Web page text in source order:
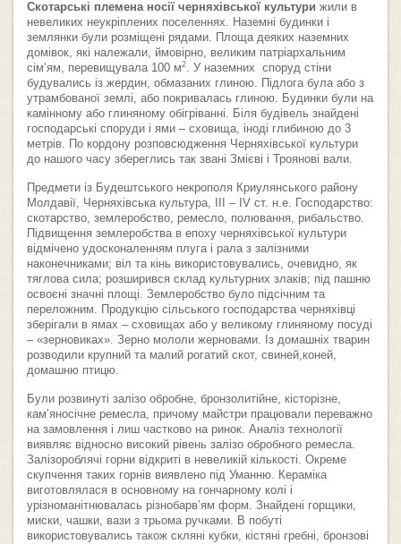
Скотарські племена носії черняхівської культури жили в
невеликих неукріплених поселеннях. Наземні будинки і
землянки були розміщені рядами. Площа деяких наземних
домівок, які належали, ймовірно, великим патріархальним
сім’ям, перевищувала 100 м2. У наземних споруд стіни
будувались із жердин, обмазаних глиною. Підлога була або з
утрамбованої землі, або покривалась глиною. Будинки були на
камінному або глиняному обігріванні. Біля будівель знайдені
господарські споруди і ями – сховища, іноді глибиною до 3
метрів. По кордону розповсюдження Черняхівської культури
до нашого часу збереглись так звані Змієві і Троянові вали.
Предмети із Будештського некрополя Криулянського району
Молдавії, Черняхівська культура, ІІІ – ІV ст. н.е. Господарство:
скотарство, землеробство, ремесло, полювання, рибальство.
Підвищення землеробства в епоху черняхівської культури
відмічено удосконаленням плуга і рала з залізними
наконечниками; віл та кінь використовувались, очевидно, як
тяглова сила; розширився склад культурних злаків; під пашню
освоєні значні площі. Землеробство було підсічним та
переложним. Продукцію сільського господарства черняхівці
зберігали в ямах – сховищах або у великому глиняному посуді
– «зерновиках». Зерно мололи жерновами. Із домашніх тварин
розводили крупний та малий рогатий скот, свиней,коней,
домашню птицю.
Були розвинуті залізо обробне, бронзолитійне, кісторізне,
кам’яносічне ремесла, причому майстри працювали переважно
на замовлення і лиш частково на ринок. Аналіз технології
виявляє відносно високий рівень залізо обробного ремесла.
Залізороблячі горни відкриті в невеликій кількості. Окреме
скупчення таких горнів виявлено під Уманню. Кераміка
виготовлялася в основному на гончарному колі і
урізноманітнювалась різнобарв’ям форм. Знайдені горщики,
миски, чашки, вази з трьома ручками. В побуті
використовувались також скляні кубки, кістяні гребні, бронзові